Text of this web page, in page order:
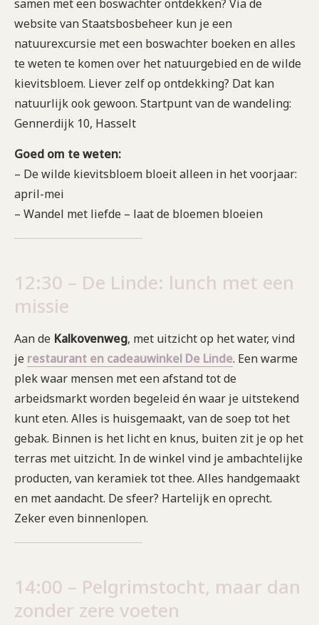
samen met een boswachter ontdekken? Via de
website van Staatsbosbeheer kun je een
natuurexcursie met een boswachter boeken en alles
te weten te komen over het natuurgebied en de wilde
kievitsbloem. Liever zelf op ontdekking? Dat kan
natuurlijk ook gewoon. Startpunt van de wandeling:
Gennerdijk 10, Hasselt
Goed om te weten:
– De wilde kievitsbloem bloeit alleen in het voorjaar:
april-mei
– Wandel met liefde – laat de bloemen bloeien
12:30 – De Linde: lunch met een
missie
Aan de Kalkovenweg, met uitzicht op het water, vind
je restaurant en cadeauwinkel De Linde. Een warme
plek waar mensen met een afstand tot de
arbeidsmarkt worden begeleid én waar je uitstekend
kunt eten. Alles is huisgemaakt, van de soep tot het
gebak. Binnen is het licht en knus, buiten zit je op het
terras met uitzicht. In de winkel vind je ambachtelijke
producten, van keramiek tot thee. Alles handgemaakt
en met aandacht. De sfeer? Hartelijk en oprecht.
Zeker even binnenlopen.
14:00 – Pelgrimstocht, maar dan
zonder zere voeten